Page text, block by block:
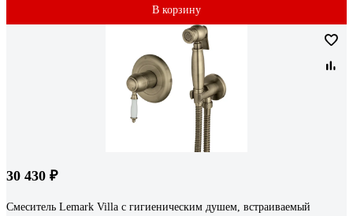
В корзину
30 430 ₽
Смеситель Lemark Villa с гигиеническим душем, встраиваемый